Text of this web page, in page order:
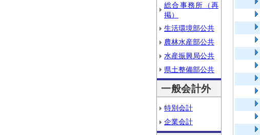
総合事務所（再
掲）
生活環境部公共
農林水産部公共
水産振興局公共
県土整備部公共
一般会計外
特別会計
企業会計